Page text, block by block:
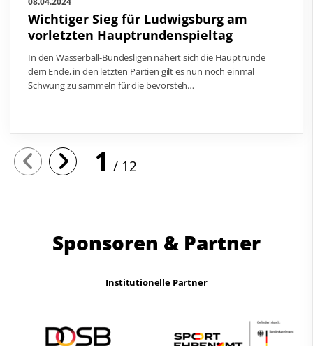
Wichtiger Sieg für Ludwigsburg am
vorletzten Hauptrundenspieltag
In den Wasserball-Bundesligen nähert sich die Hauptrunde
dem Ende, in den letzten Partien gilt es nun noch einmal
Schwung zu sammeln für die bevorsteh…
1 12
Sponsoren & Partner
Institutionelle Partner